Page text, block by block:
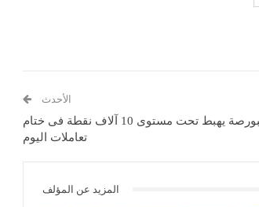
الأحدث
مؤشر البورصة يهبط تحت مستوى 10 آلاف نقطة فى ختام
تعاملات اليوم
المزيد عن المؤلف